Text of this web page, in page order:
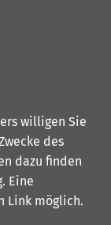
willigen Sie
des
dazu finden
. Eine
Link möglich.